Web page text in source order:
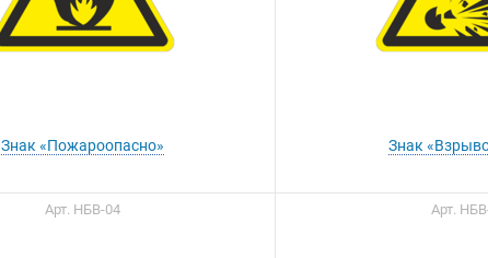
Знак «Пожароопасно» Знак
Арт. НБВ-04 Арт.